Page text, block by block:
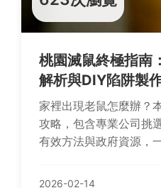
桃園滅鼠終極指南
解析與DIY陷阱製
家裡出現老鼠怎麼辦？
攻略，包含專業公司挑
有效方法與政府資源，
2026-02-14